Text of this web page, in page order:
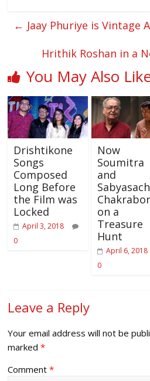
← Jaay Phuriye is Vintage
Hrithik Roshan in a
You May Also
Drishtikone
Songs
Composed
Long Before
the Film was
Locked
April 3, 2018
0
Now
Soumitra
and
on a
Treasure
Hunt
April 6, 2018
0
Leave a Reply
Your email address will not be
marked*
Comment*